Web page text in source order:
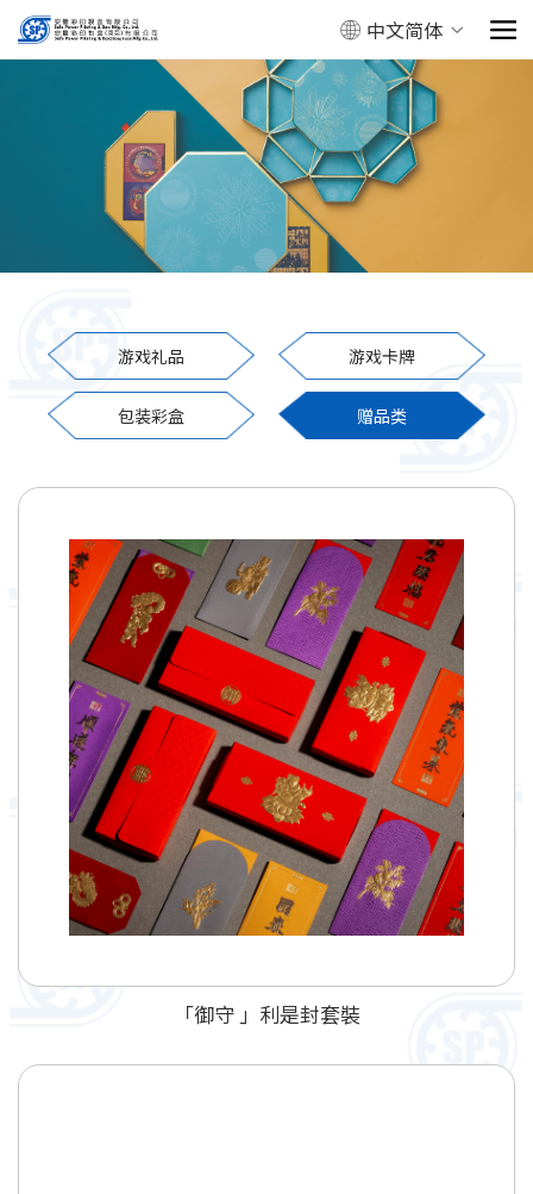
中文简体
游戏礼品 游戏卡牌
包装彩盒 赠品类
「御守 」利是封套裝